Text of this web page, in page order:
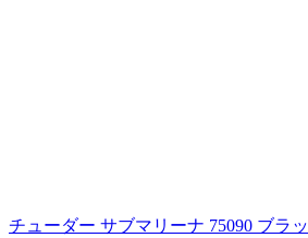
チューダー サブマリーナ 75090 ブラ